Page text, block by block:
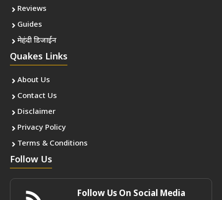
Reviews
Guides
मेहंदी डिजाईन
Quakes Links
About Us
Contact Us
Disclaimer
Privacy Policy
Terms & Conditions
Follow Us
Follow Us On Social Media